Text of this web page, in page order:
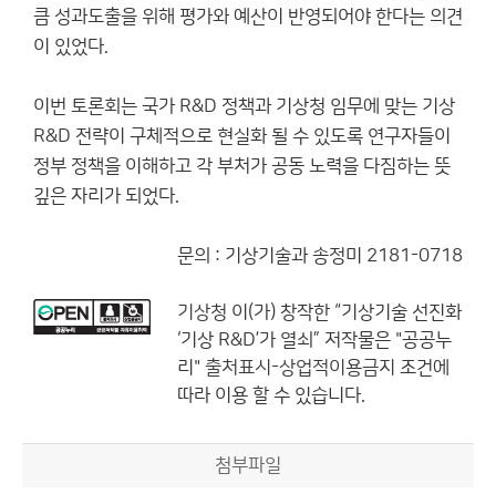
큼 성과도출을 위해 평가와 예산이 반영되어야 한다는 의견
이 있었다.
이번 토론회는 국가 R&D 정책과 기상청 임무에 맞는 기상
R&D 전략이 구체적으로 현실화 될 수 있도록 연구자들이
정부 정책을 이해하고 각 부처가 공동 노력을 다짐하는 뜻
깊은 자리가 되었다.
문의 : 기상기술과 송정미 2181-0718
기상청 이(가) 창작한 “기상기술 선진화
‘기상 R&D’가 열쇠” 저작물은 "공공누
리" 출처표시-상업적이용금지 조건에
따라 이용 할 수 있습니다.
첨부파일